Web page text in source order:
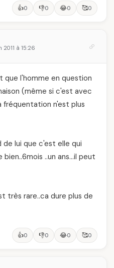
👍0 👎0 😂0 🥰0
2011 à 15:26
que l'homme en question
(même si c'est avec
fréquentation n'est plus
lui que c'est elle qui
..un ans…il peut
très rare..ca dure plus de
👍0 👎0 😂0 🥰0